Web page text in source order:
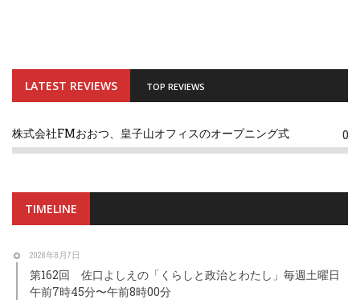
LATEST REVIEWS TOP REVIEWS
株式会社FMおおつ、皇子山オフィスのオープニング式 0
TIMELINE
2026年8月7日
第162回 佐口よしえの「くらしと政治とわたし」毎週土曜日
午前7時45分〜午前8時00分